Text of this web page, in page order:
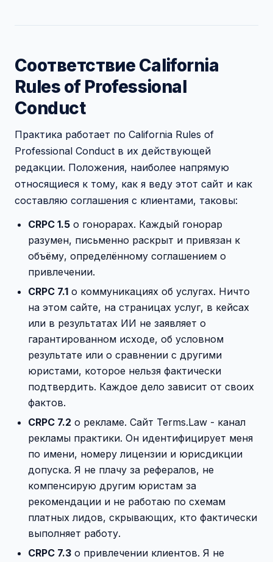
Соответствие California
Rules of Professional
Conduct
Практика работает по California Rules of
Professional Conduct в их действующей
редакции. Положения, наиболее напрямую
относящиеся к тому, как я веду этот сайт и как
составляю соглашения с клиентами, таковы:
CRPC 1.5 о гонорарах. Каждый гонорар
разумен, письменно раскрыт и привязан к
объёму, определённому соглашением о
привлечении.
CRPC 7.1 о коммуникациях об услугах. Ничто
на этом сайте, на страницах услуг, в кейсах
или в результатах ИИ не заявляет о
гарантированном исходе, об условном
результате или о сравнении с другими
юристами, которое нельзя фактически
подтвердить. Каждое дело зависит от своих
фактов.
CRPC 7.2 о рекламе. Сайт Terms.Law - канал
рекламы практики. Он идентифицирует меня
по имени, номеру лицензии и юрисдикции
допуска. Я не плачу за рефералов, не
компенсирую другим юристам за
рекомендации и не работаю по схемам
платных лидов, скрывающих, кто фактически
выполняет работу.
CRPC 7.3 о привлечении клиентов. Я не